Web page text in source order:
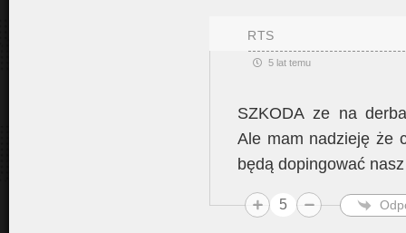
RTS
5 lat temu
SZKODA ze na
Ale mam nadzieję że
będą dopingować
5